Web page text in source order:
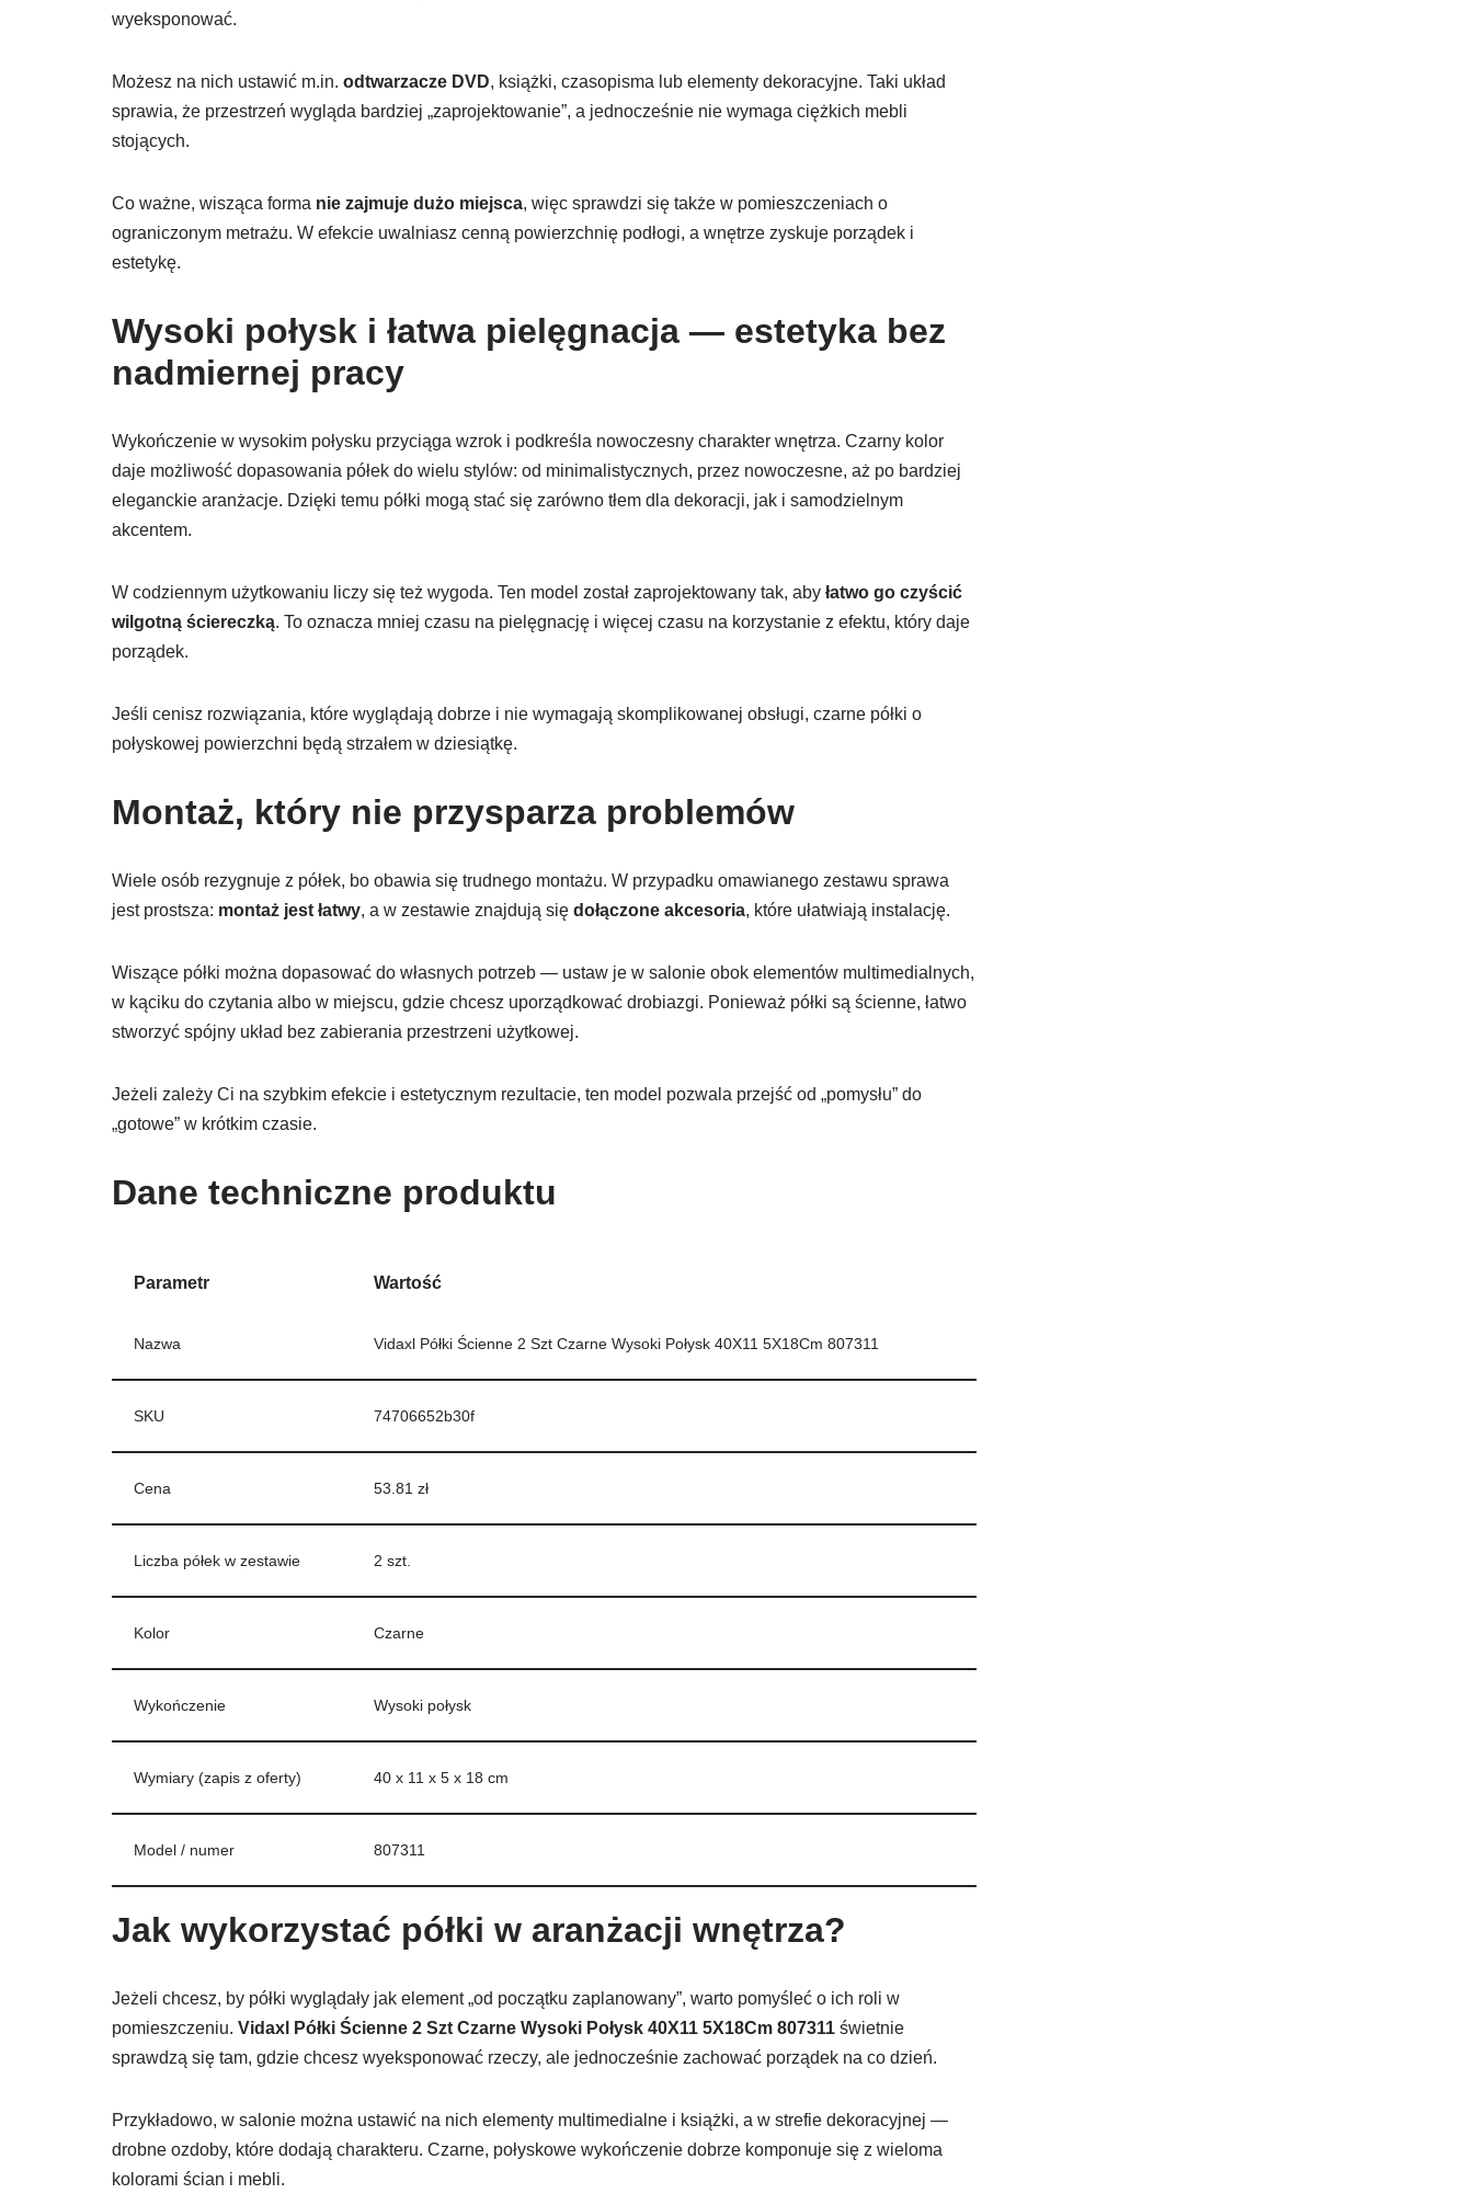
wyeksponować.
Możesz na nich ustawić m.in. odtwarzacze DVD, książki, czasopisma lub elementy dekoracyjne. Taki układ
sprawia, że przestrzeń wygląda bardziej „zaprojektowanie”, a jednocześnie nie wymaga ciężkich mebli
stojących.
Co ważne, wisząca forma nie zajmuje dużo miejsca, więc sprawdzi się także w pomieszczeniach o
ograniczonym metrażu. W efekcie uwalniasz cenną powierzchnię podłogi, a wnętrze zyskuje porządek i
estetykę.
Wysoki połysk i łatwa pielęgnacja — estetyka bez
nadmiernej pracy
Wykończenie w wysokim połysku przyciąga wzrok i podkreśla nowoczesny charakter wnętrza. Czarny kolor
daje możliwość dopasowania półek do wielu stylów: od minimalistycznych, przez nowoczesne, aż po bardziej
eleganckie aranżacje. Dzięki temu półki mogą stać się zarówno tłem dla dekoracji, jak i samodzielnym
akcentem.
W codziennym użytkowaniu liczy się też wygoda. Ten model został zaprojektowany tak, aby łatwo go czyścić
wilgotną ściereczką. To oznacza mniej czasu na pielęgnację i więcej czasu na korzystanie z efektu, który daje
porządek.
Jeśli cenisz rozwiązania, które wyglądają dobrze i nie wymagają skomplikowanej obsługi, czarne półki o
połyskowej powierzchni będą strzałem w dziesiątkę.
Montaż, który nie przysparza problemów
Wiele osób rezygnuje z półek, bo obawia się trudnego montażu. W przypadku omawianego zestawu sprawa
jest prostsza: montaż jest łatwy, a w zestawie znajdują się dołączone akcesoria, które ułatwiają instalację.
Wiszące półki można dopasować do własnych potrzeb — ustaw je w salonie obok elementów multimedialnych,
w kąciku do czytania albo w miejscu, gdzie chcesz uporządkować drobiazgi. Ponieważ półki są ścienne, łatwo
stworzyć spójny układ bez zabierania przestrzeni użytkowej.
Jeżeli zależy Ci na szybkim efekcie i estetycznym rezultacie, ten model pozwala przejść od „pomysłu” do
„gotowe” w krótkim czasie.
Dane techniczne produktu
Parametr Wartość
Nazwa Vidaxl Półki Ścienne 2 Szt Czarne Wysoki Połysk 40X11 5X18Cm 807311
SKU 74706652b30f
Cena 53.81 zł
Liczba półek w zestawie 2 szt.
Kolor Czarne
Wykończenie Wysoki połysk
Wymiary (zapis z oferty) 40 x 11 x 5 x 18 cm
Model / numer 807311
Jak wykorzystać półki w aranżacji wnętrza?
Jeżeli chcesz, by półki wyglądały jak element „od początku zaplanowany”, warto pomyśleć o ich roli w
pomieszczeniu. Vidaxl Półki Ścienne 2 Szt Czarne Wysoki Połysk 40X11 5X18Cm 807311 świetnie
sprawdzą się tam, gdzie chcesz wyeksponować rzeczy, ale jednocześnie zachować porządek na co dzień.
Przykładowo, w salonie można ustawić na nich elementy multimedialne i książki, a w strefie dekoracyjnej —
drobne ozdoby, które dodają charakteru. Czarne, połyskowe wykończenie dobrze komponuje się z wieloma
kolorami ścian i mebli.